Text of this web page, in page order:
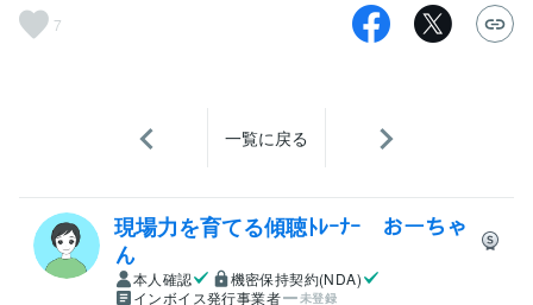
7
一覧に戻る
現場力を育てる傾聴ﾄﾚｰﾅｰ おーちゃ
ん
本人確認
機密保持契約(NDA)
インボイス発行事業者
未登録